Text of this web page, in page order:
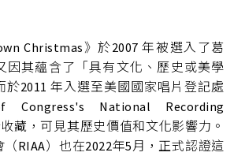
Christmas》於2007 年被選入了葛
因其蘊含了「具有文化、歷史或美學
於2011 年入選至美國國家唱片登記處
Congress's National Recording
藏，可見其歷史價值和文化影響力。
RIAA）也在2022年5月，正式認證這